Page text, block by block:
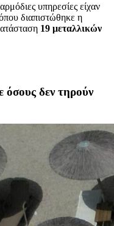
υπηρεσίες είχαν
διαπιστώθηκε η
19 μεταλλικών
δεν τηρούν